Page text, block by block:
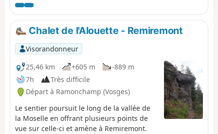
terminer la boucle par 1,5 km de route départementale
inintéressante et décevante par rapport au reste. Les
retours de plusieurs visorandonneurs font état de
chemins peu marqués, difficiles à trouver ou carrément
abandonnés.
Chalet de l'Alouette - Remiremont
Visorandonneur
25,46 km
+605 m
-889 m
7h
Très difficile
Départ à Ramonchamp (Vosges)
Le sentier poursuit le long de la vallée de
la Moselle en offrant plusieurs points de
vue sur celle-ci et amène à Remiremont.